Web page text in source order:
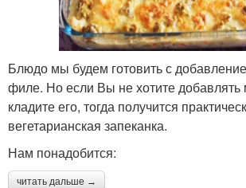
Блюдо мы будем готовить с
филе. Но если Вы не хотите добавлять
кладите его, тогда получится
вегетарианская запеканка.
Нам понадобится:
читать дальше →